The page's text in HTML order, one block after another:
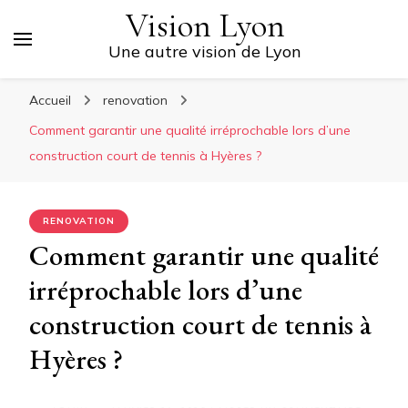
Vision Lyon
Une autre vision de Lyon
Accueil
renovation
Comment garantir une qualité irréprochable lors d’une
construction court de tennis à Hyères ?
RENOVATION
Comment garantir une qualité
irréprochable lors d’une
construction court de tennis à
Hyères ?